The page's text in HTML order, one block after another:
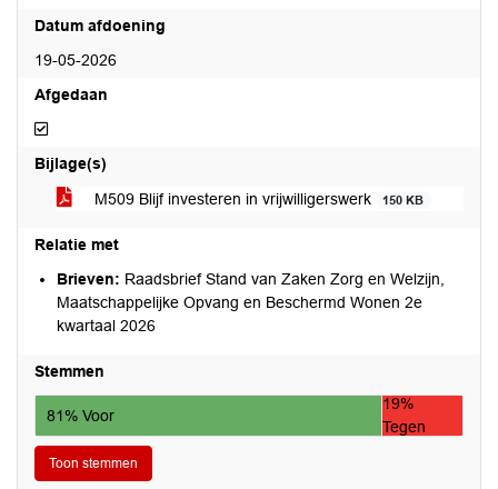
Datum afdoening
19-05-2026
Afgedaan
Afgedaan
Bijlage(s)
M509 Blijf investeren in vrijwilligerswerk
150 KB
Relatie met
Brieven: Raadsbrief Stand van Zaken Zorg en Welzijn,
Maatschappelijke Opvang en Beschermd Wonen 2e
kwartaal 2026
Stemmen
81% Voor
19%
Tegen
Toon stemmen